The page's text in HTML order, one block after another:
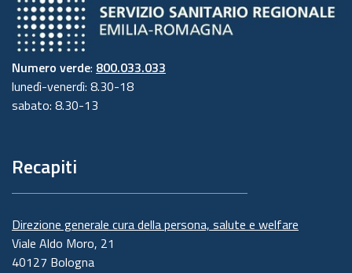
Numero verde: 800.033.033
lunedì-venerdì: 8.30-18
sabato: 8.30-13
Recapiti
Direzione generale cura della persona, salute e welfare
Viale Aldo Moro, 21
40127 Bologna